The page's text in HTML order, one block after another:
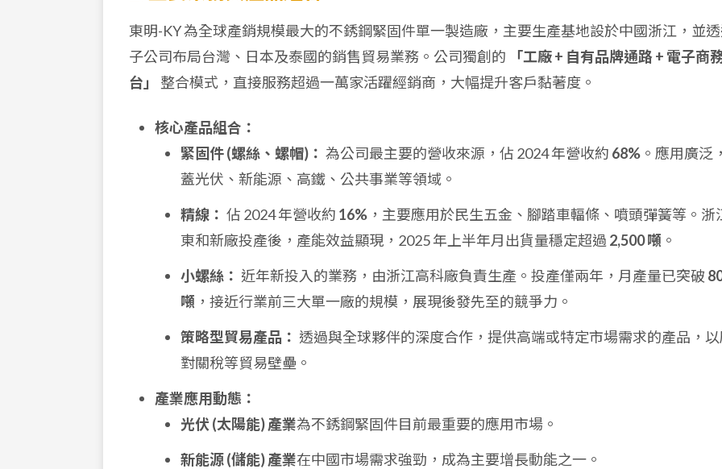
東明-KY 為全球產銷規模最大的不銹鋼緊固件單一製造廠，主要生產基地設於中國浙江，並
子公司布局台灣、日本及泰國的銷售貿易業務。公司獨創的
「工廠 + 自有品牌通路 + 電子商
台」
整合模式，直接服務超過一萬家活躍經銷商，大幅提升客戶黏著度。
核心產品組合：
緊固件 (螺絲、螺帽)： 為公司最主要的營收來源，佔 2024 年營收約 68% 。應用廣泛
蓋光伏、新能源、高鐵、公共事業等領域。
精線： 佔 2024 年營收約 16% ，主要應用於民生五金、腳踏車輻條、噴頭彈簧等。浙
東和新廠投產後，產能效益顯現，2025 年上半年月出貨量穩定超過 2,500 噸 。
小螺絲： 近年新投入的業務，由浙江高科廠負責生產。投產僅兩年，月產量已突破
噸 ，接近行業前三大單一廠的規模，展現後發先至的競爭力。
策略型貿易產品： 透過與全球夥伴的深度合作，提供高端或特定市場需求的產品，以
對關稅等貿易壁壘。
產業應用動態：
光伏 (太陽能) 產業為不銹鋼緊固件目前最重要的應用市場。
新能源 (儲能) 產業在中國市場需求強勁，成為主要增長動能之一。